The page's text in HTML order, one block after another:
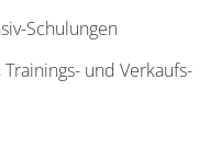
Schulungen
und Verkaufs-